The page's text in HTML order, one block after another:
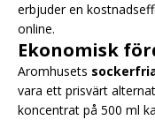
erbjuder en
online.
Ekonomisk
Aromhusets
vara ett prisvärt
koncentrat på 500 ml